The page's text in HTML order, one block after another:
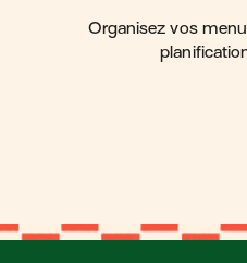
Organisez vos